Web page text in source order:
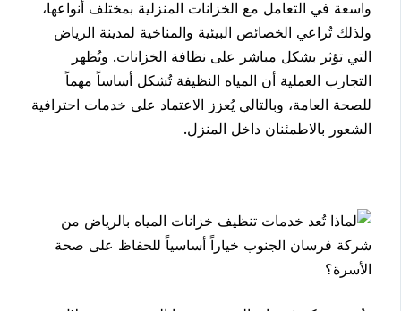
واسعة في التعامل مع الخزانات المنزلية بمختلف أنواعها،
ولذلك تُراعي الخصائص البيئية والمناخية لمدينة الرياض
التي تؤثر بشكل مباشر على نظافة الخزانات. وتُظهر
التجارب العملية أن المياه النظيفة تُشكل أساساً مهماً
للصحة العامة، وبالتالي يُعزز الاعتماد على خدمات احترافية
الشعور بالاطمئنان داخل المنزل.